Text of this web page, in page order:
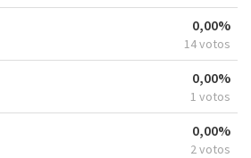
0,00%
14 votos
0,00%
1 votos
0,00%
2 votos